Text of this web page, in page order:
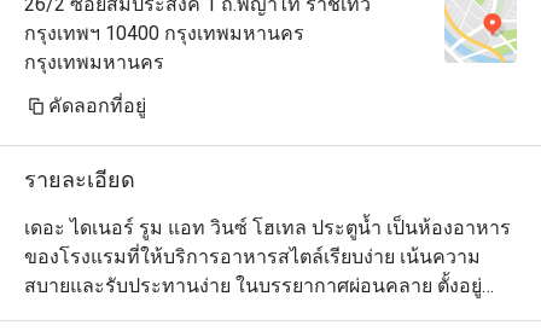
กรุงเทพฯ 10400 กรุงเทพมหานคร
กรุงเทพมหานคร
คัดลอกที่อยู่
รายละเอียด
เดอะ ไดเนอร์ รูม แอท วินซ์ โฮเทล ประตูน้ำ เป็นห้องอาหาร
ของโรงแรมที่ให้บริการอาหารสไตล์เรียบง่าย เน้นความ
สบายและรับประทานง่าย ในบรรยากาศผ่อนคลาย ตั้งอยู่
ภายในโรงแรม วินซ์ โฮเทล แบงค็อก ประตูน้ำโดยส่วนใหญ่